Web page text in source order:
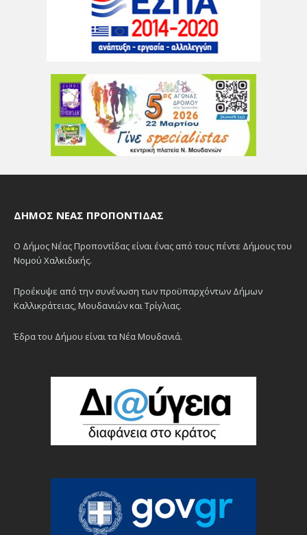
ΔΉΜΟΣ ΝΈΑΣ ΠΡΟΠΟΝΤΊΔΑΣ
Ο Δήμος Νέας Προποντίδας είναι ένας από τους πέντε Δήμους του
Νομού Χαλκιδικής.
Προέκυψε από την συνένωση των προϋπαρχόντων Δήμων
Καλλικράτειας, Μουδανιών και Τρίγλιας.
Έδρα του Δήμου είναι τα Νέα Μουδανιά.